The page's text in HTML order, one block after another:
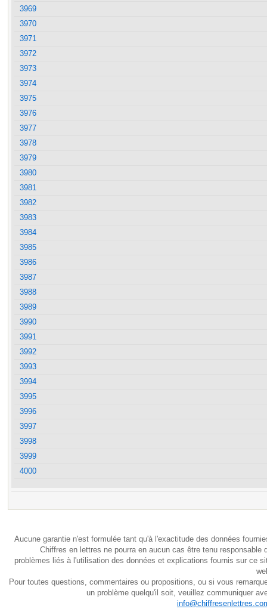
3969
3970
3971
3972
3973
3974
3975
3976
3977
3978
3979
3980
3981
3982
3983
3984
3985
3986
3987
3988
3989
3990
3991
3992
3993
3994
3995
3996
3997
3998
3999
4000
Aucune garantie n'est formulée tant qu'à l'exactitude des données
Chiffres en lettres ne pourra en aucun cas être tenu responsable
problèmes liés à l'utilisation des données et explications fournis sur ce
Pour toutes questions, commentaires ou propositions, ou si vous
un problème quelqu'il soit, veuillez communiquer